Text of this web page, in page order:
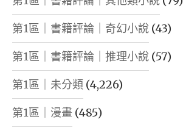
第1區｜書籍評論｜奇幻小說 (43)
第1區｜書籍評論｜推理小說 (57)
第1區｜未分類 (4,226)
第1區｜漫畫 (485)